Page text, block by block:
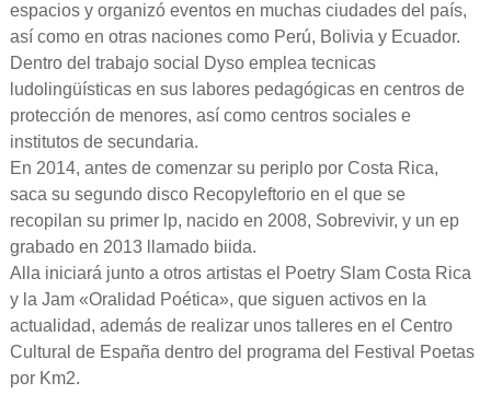
espacios y organizó eventos en muchas ciudades del país,
así como en otras naciones como Perú, Bolivia y Ecuador.
Dentro del trabajo social Dyso emplea tecnicas
ludolingüísticas en sus labores pedagógicas en centros de
protección de menores, así como centros sociales e
institutos de secundaria.
En 2014, antes de comenzar su periplo por Costa Rica,
saca su segundo disco Recopyleftorio en el que se
recopilan su primer lp, nacido en 2008, Sobrevivir, y un ep
grabado en 2013 llamado biida.
Alla iniciará junto a otros artistas el Poetry Slam Costa Rica
y la Jam «Oralidad Poética», que siguen activos en la
actualidad, además de realizar unos talleres en el Centro
Cultural de España dentro del programa del Festival Poetas
por Km2.